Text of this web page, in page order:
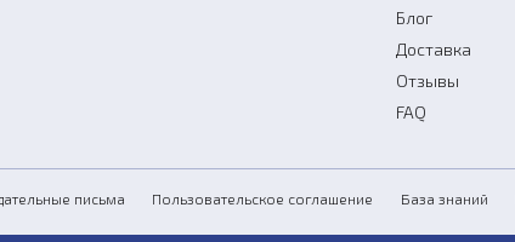
Блог
Доставка
Отзывы
FAQ
письма Пользовательское соглашение База знаний